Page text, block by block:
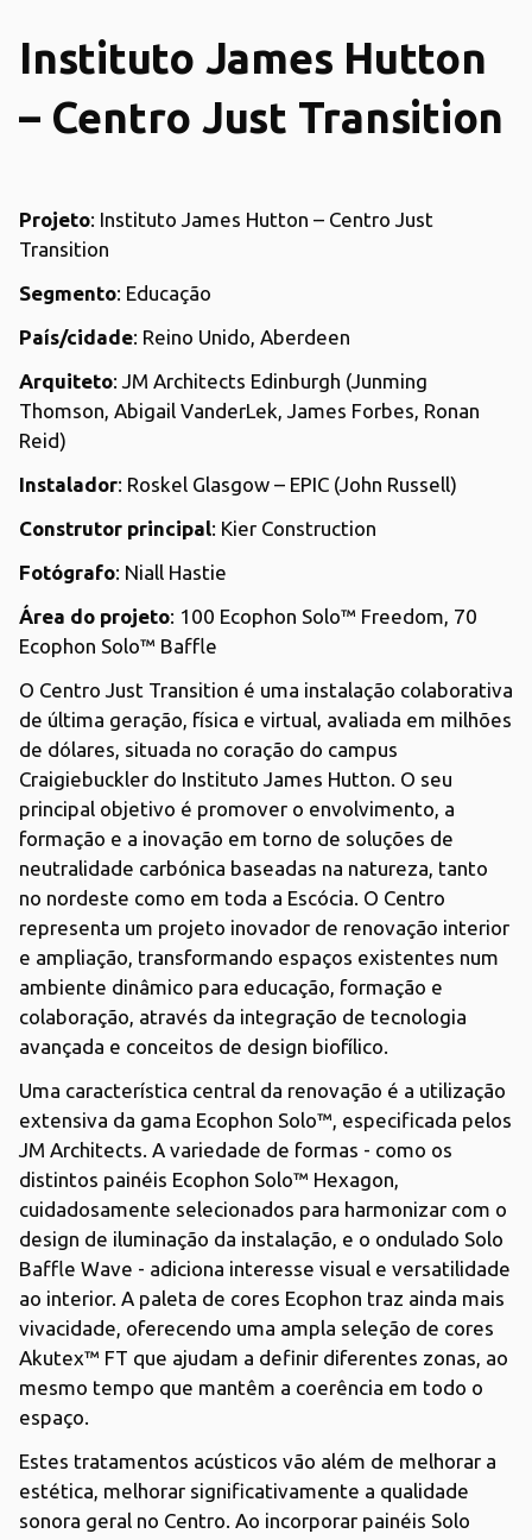
Instituto James Hutton
– Centro Just Transition
Projeto: Instituto James Hutton – Centro Just
Transition
Segmento: Educação
País/cidade: Reino Unido, Aberdeen
Arquiteto: JM Architects Edinburgh (Junming
Thomson, Abigail VanderLek, James Forbes, Ronan
Reid)
Instalador: Roskel Glasgow – EPIC (John Russell)
Construtor principal: Kier Construction
Fotógrafo: Niall Hastie
Área do projeto: 100 Ecophon Solo™ Freedom, 70
Ecophon Solo™ Baffle
O Centro Just Transition é uma instalação colaborativa
de última geração, física e virtual, avaliada em milhões
de dólares, situada no coração do campus
Craigiebuckler do Instituto James Hutton. O seu
principal objetivo é promover o envolvimento, a
formação e a inovação em torno de soluções de
neutralidade carbónica baseadas na natureza, tanto
no nordeste como em toda a Escócia. O Centro
representa um projeto inovador de renovação interior
e ampliação, transformando espaços existentes num
ambiente dinâmico para educação, formação e
colaboração, através da integração de tecnologia
avançada e conceitos de design biofílico.
Uma característica central da renovação é a utilização
extensiva da gama Ecophon Solo™, especificada pelos
JM Architects. A variedade de formas - como os
distintos painéis Ecophon Solo™ Hexagon,
cuidadosamente selecionados para harmonizar com o
design de iluminação da instalação, e o ondulado Solo
Baffle Wave - adiciona interesse visual e versatilidade
ao interior. A paleta de cores Ecophon traz ainda mais
vivacidade, oferecendo uma ampla seleção de cores
Akutex™ FT que ajudam a definir diferentes zonas, ao
mesmo tempo que mantêm a coerência em todo o
espaço.
Estes tratamentos acústicos vão além de melhorar a
estética, melhorar significativamente a qualidade
sonora geral no Centro. Ao incorporar painéis Solo